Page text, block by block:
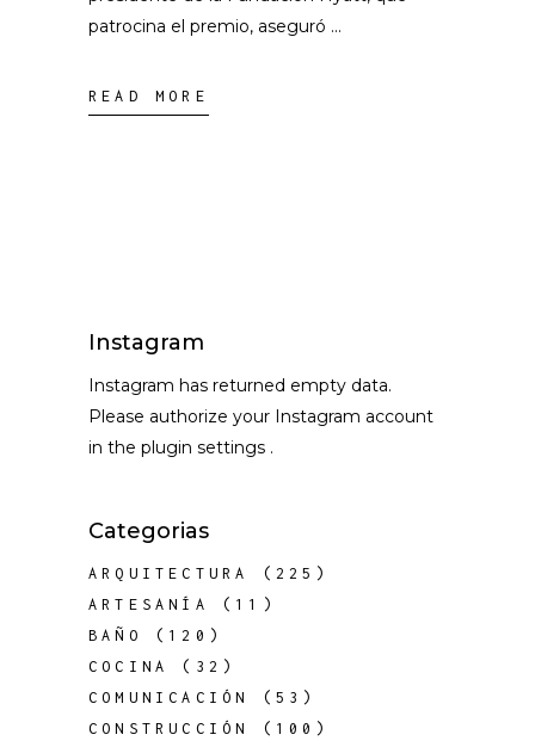
patrocina el premio, aseguró
READ MORE
Instagram
Instagram has returned empty data.
Please authorize your Instagram account
in the plugin settings .
Categorias
ARQUITECTURA
(225)
ARTESANÍA
(11)
BAÑO
(120)
COCINA
(32)
COMUNICACIÓN
(53)
CONSTRUCCIÓN
(100)